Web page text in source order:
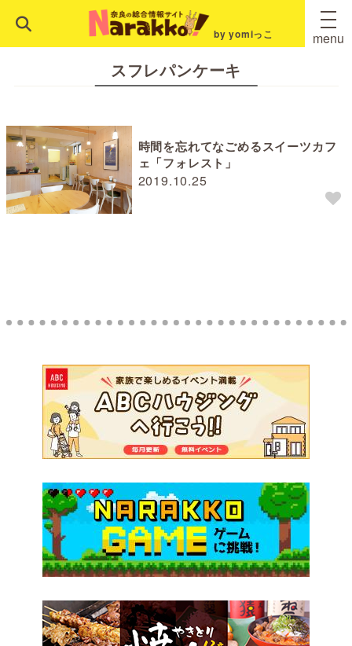
by yomiっこ menu
スフレパンケーキ
2019.10.25
時間を忘れてなごめるスイーツカフ
ェ「フォレスト」